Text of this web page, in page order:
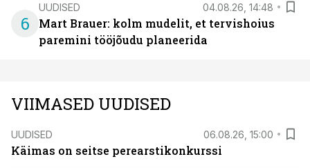
6
UUDISED 04.08.26, 14:48
Mart Brauer: kolm mudelit, et tervishoius
paremini tööjõudu planeerida
VIIMASED UUDISED
UUDISED 06.08.26, 15:00
Käimas on seitse perearstikonkurssi